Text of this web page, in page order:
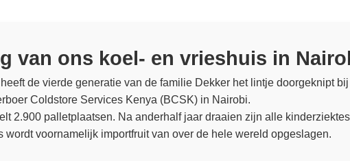
van ons koel- en vrieshuis in
heeft de vierde generatie van de familie Dekker het lintje doorgeknipt
Coldstore Services Kenya (BCSK) in Nairobi.
2.900 palletplaatsen. Na anderhalf jaar draaien zijn alle
wordt voornamelijk importfruit van over de hele wereld opgeslagen.